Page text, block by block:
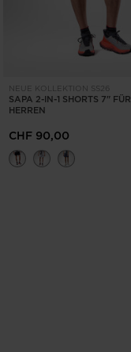
NEUE KOLLEKTION SS26
SAPA 2-IN-1 SHORTS 7" FÜR
HERREN
CHF 90,00